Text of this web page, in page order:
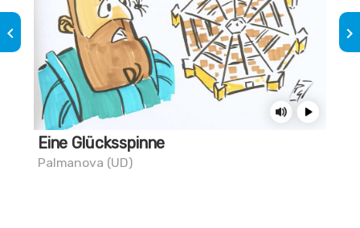
Eine Glücksspinne
Palmanova (UD)
keyboard_arrow_left keyboard_arrow_right